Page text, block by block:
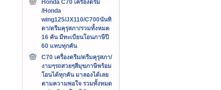
Honda C70 เครืองดรีม
/Honda
wing125/JX110/C700นันทิ
ดา/ดรีมคุรุสภา/รวมทั้งหมด
16 คัน มีทะเบียนโอนภาษีปี
60 แทบทุกคัน
C70 เครื่องดรีม/ดรีมคุรุสภา/
งามๆรถสวยๆสีมุขภาษีพร้อม
โอนได้ทุกคัน มาลองได้เลย
ตามความพอใจ รวมทั้งหมด